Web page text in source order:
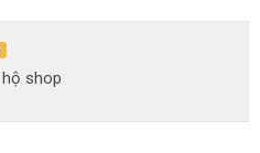
shop